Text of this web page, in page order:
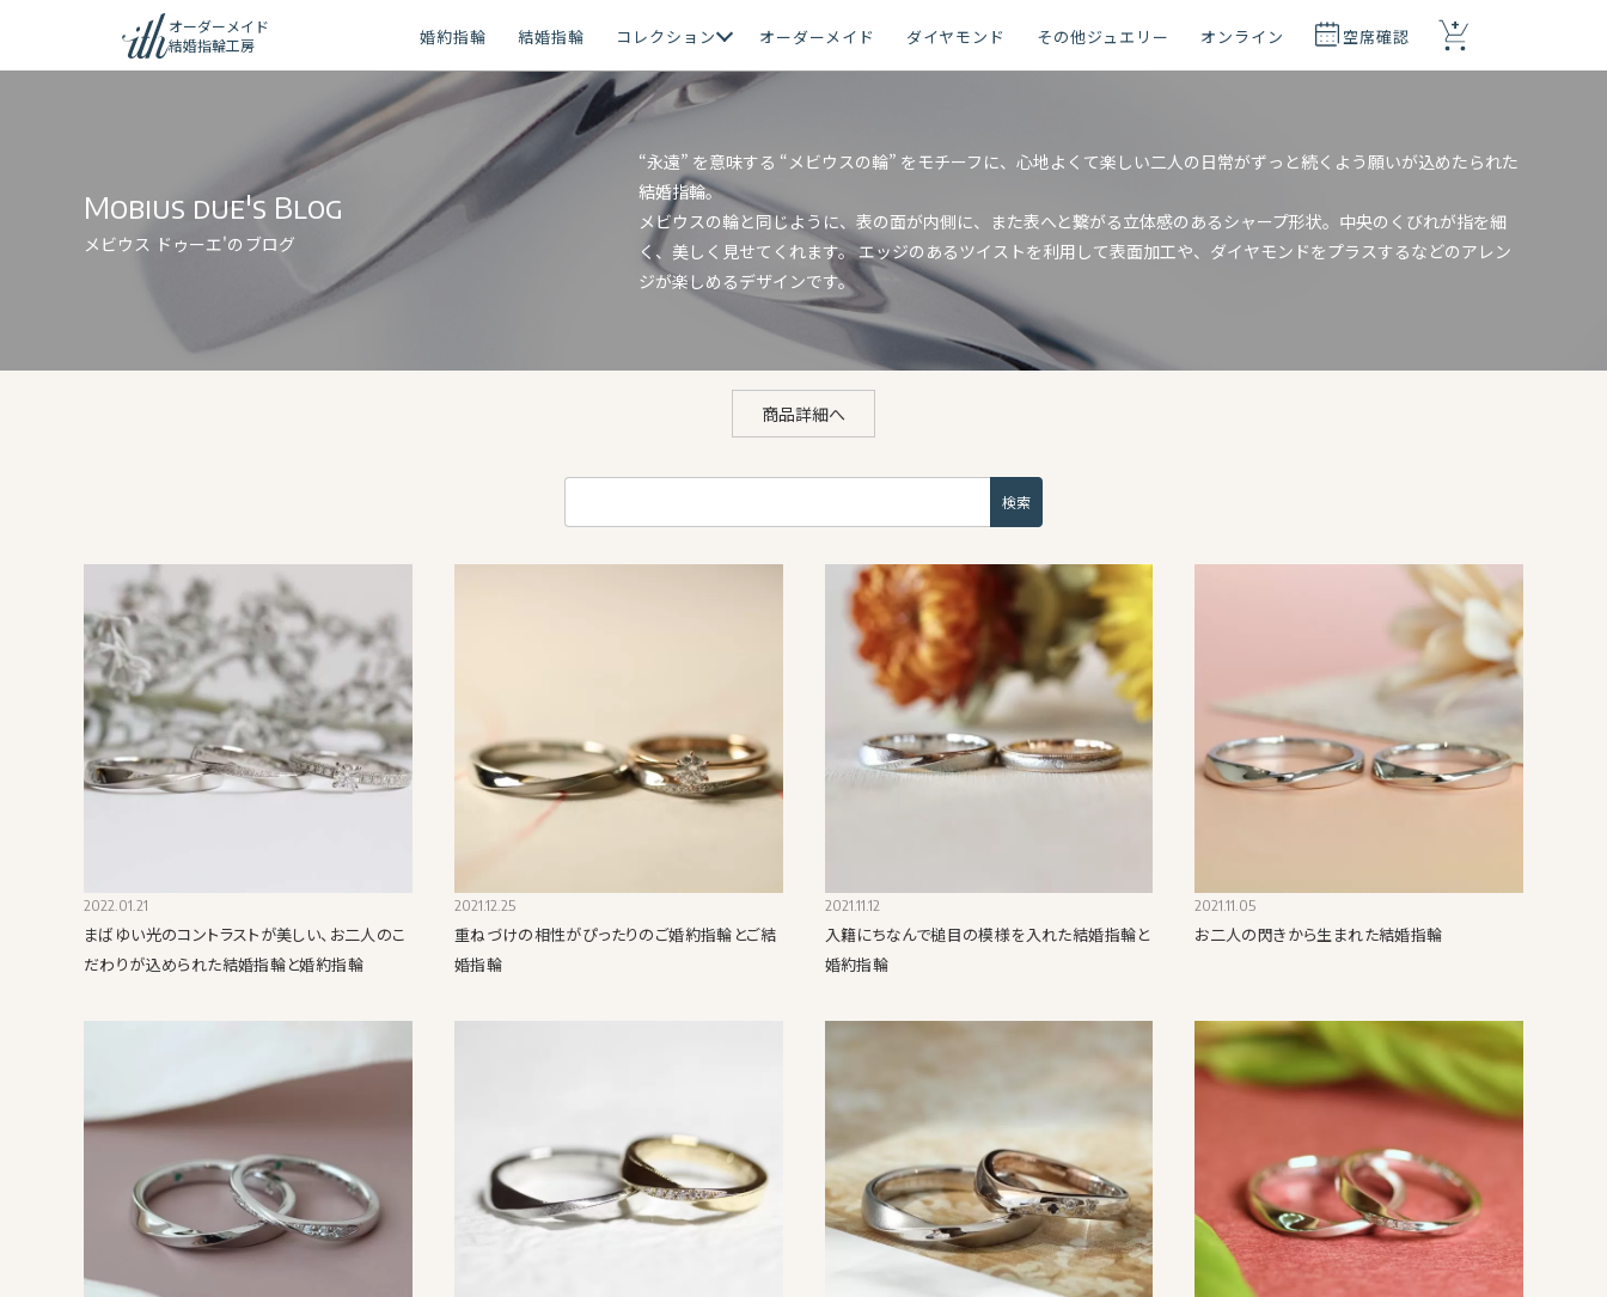
オーダーメイド
結婚指輪工房
婚約指輪 結婚指輪 コレクション オーダーメイド ダイヤモンド その他ジュエリー オンライン 空席確認
+
メビウス ドゥーエ'のブログ
Mobius due's Blog
“永遠” を意味する “メビウスの輪” をモチーフに、心地よくて楽しい二人の日常がずっと続くよう願いが込めたられた
結婚指輪。
メビウスの輪と同じように、表の面が内側に、また表へと繋がる立体感のあるシャープ形状。中央のくびれが指を細
く、美しく見せてくれます。 エッジのあるツイストを利用して表面加工や、ダイヤモンドをプラスするなどのアレン
ジが楽しめるデザインです。
商品詳細へ
2022.01.21
まばゆい光のコントラストが美しい、お二人のこ
だわりが込められた結婚指輪と婚約指輪
2021.12.25
重ねづけの相性がぴったりのご婚約指輪とご結
婚指輪
2021.11.12
入籍にちなんで槌目の模様を入れた結婚指輪と
婚約指輪
2021.11.05
お二人の閃きから生まれた結婚指輪